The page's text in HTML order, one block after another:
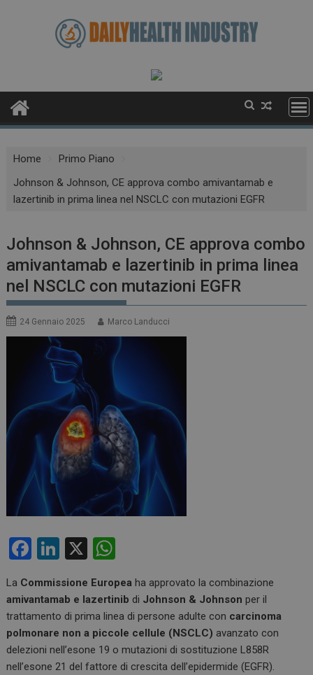
Home
Primo Piano
Johnson & Johnson, CE approva combo amivantamab e
lazertinib in prima linea nel NSCLC con mutazioni EGFR
Johnson & Johnson, CE approva combo
amivantamab e lazertinib in prima linea
nel NSCLC con mutazioni EGFR
24 Gennaio 2025 Marco Landucci
F
ce
b
o
o
Li
ke
dI
n
X
at
s
A
p
La Commissione Europea ha approvato la combinazione
amivantamab e lazertinib di Johnson & Johnson per il
trattamento di prima linea di persone adulte con carcinoma
polmonare non a piccole cellule (NSCLC) avanzato con
delezioni nell’esone 19 o mutazioni di sostituzione L858R
nell’esone 21 del fattore di crescita dell’epidermide (EGFR).